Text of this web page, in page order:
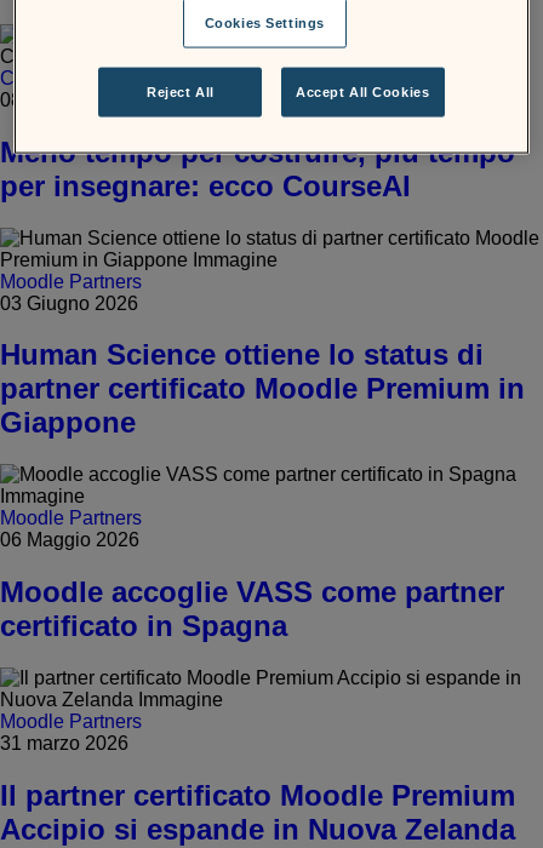
Comunità
08 Giugno 2026
Meno tempo per costruire, più tempo
per insegnare: ecco CourseAI
Moodle Partners
03 Giugno 2026
Human Science ottiene lo status di
partner certificato Moodle Premium in
Giappone
Moodle Partners
06 Maggio 2026
Moodle accoglie VASS come partner
certificato in Spagna
Moodle Partners
31 marzo 2026
Il partner certificato Moodle Premium
Accipio si espande in Nuova Zelanda
Cookies Settings
Reject All Accept All Cookies